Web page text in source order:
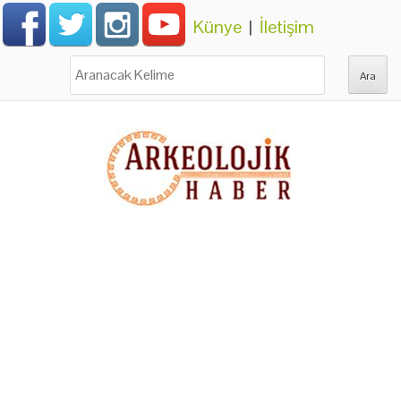
Künye | İletişim